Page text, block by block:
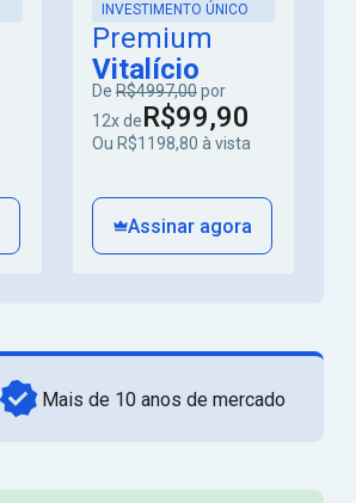
INVESTIMENTO ÚNICO
Premium
Vitalício
De R$4997,00por
12x deR$99,90
Ou R$1198,80 à vista
Assinar agora
Mais de 10 anos de mercado